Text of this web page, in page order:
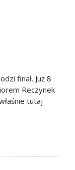
finał. Już 8
Reczynek
tutaj